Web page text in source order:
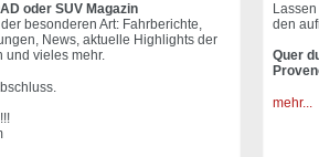
oder SUV Magazin
besonderen Art: Fahrberichte,
News, aktuelle Highlights der
und vieles mehr.
den
Quer
mehr...